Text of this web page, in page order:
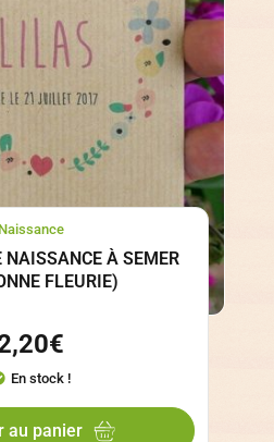
Naissance
NAISSANCE À SEMER
FLEURIE)
€
En stock !
au panier